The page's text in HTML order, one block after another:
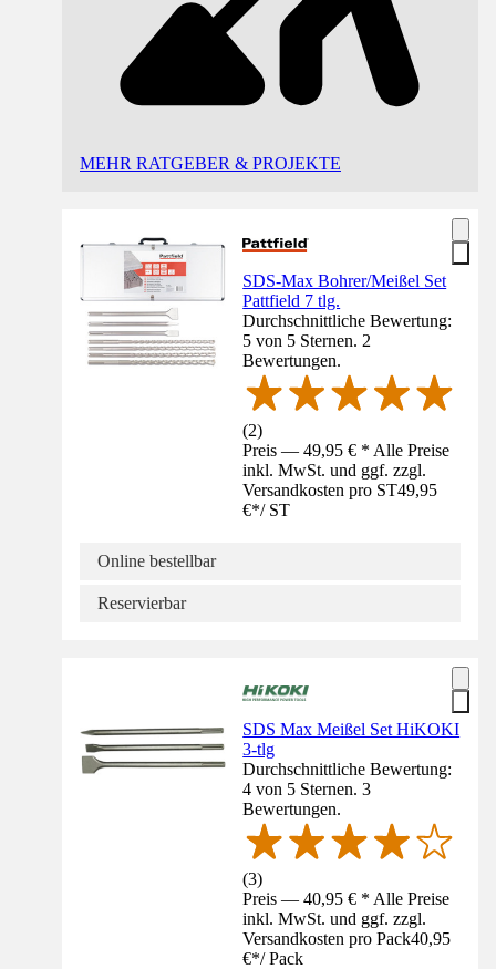
MEHR RATGEBER & PROJEKTE
SDS-Max Bohrer/Meißel Set
Pattfield 7 tlg.
Durchschnittliche Bewertung:
5 von 5 Sternen. 2
Bewertungen.
(2)
Preis — 49,95 € * Alle Preise
inkl. MwSt. und ggf. zzgl.
Versandkosten pro ST49,95
€*/ ST
Online bestellbar
Reservierbar
SDS Max Meißel Set HiKOKI
3-tlg
Durchschnittliche Bewertung:
4 von 5 Sternen. 3
Bewertungen.
(3)
Preis — 40,95 € * Alle Preise
inkl. MwSt. und ggf. zzgl.
Versandkosten pro Pack40,95
€*/ Pack